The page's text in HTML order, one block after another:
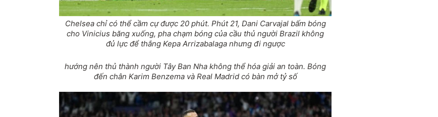
Chelsea chỉ có thể cầm cự được 20 phút. Phút 21, Dani Carvajal bấm bóng
cho Vinicius băng xuống, pha chạm bóng của cầu thủ người Brazil không
đủ lực để thắng Kepa Arrizabalaga nhưng đi ngược
hướng nên thủ thành người Tây Ban Nha không thể hóa giải an toàn. Bóng
đến chân Karim Benzema và Real Madrid có bàn mở tỷ số